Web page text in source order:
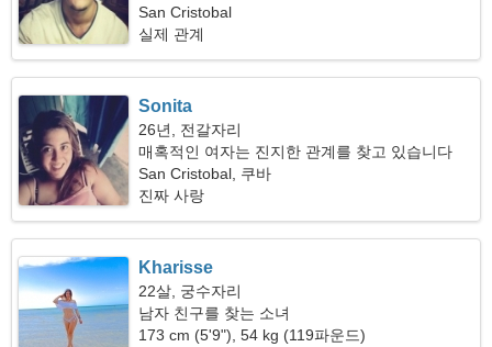
San Cristobal
실제 관계
Sonita
26년, 전갈자리
매혹적인 여자는 진지한 관계를 찾고 있습니다
San Cristobal, 쿠바
진짜 사랑
Kharisse
22살, 궁수자리
남자 친구를 찾는 소녀
173 cm (5'9"), 54 kg (119파운드)